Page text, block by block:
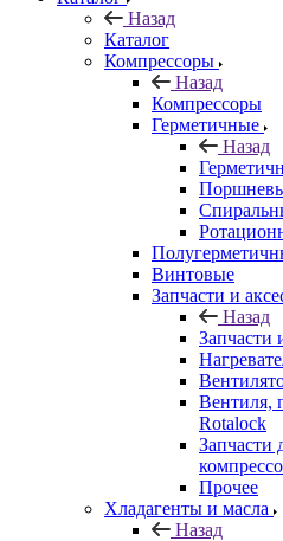
Назад
Каталог
Компрессоры
Назад
Компрессоры
Герметичные
Назад
Винтовые
Запчасти и
Назад
Запчасти
Вентиля,
Rotalock
Запчасти
Прочее
Хладагенты и масла
Назад